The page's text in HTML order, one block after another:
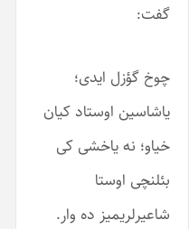
گفت:
چوخ گؤزل ایدی؛
یاشاسین اوستاد کیان
خیاو؛ نه یاخشی کی
بئلنچی اوستا
شاعیرلریمیز ده وار.